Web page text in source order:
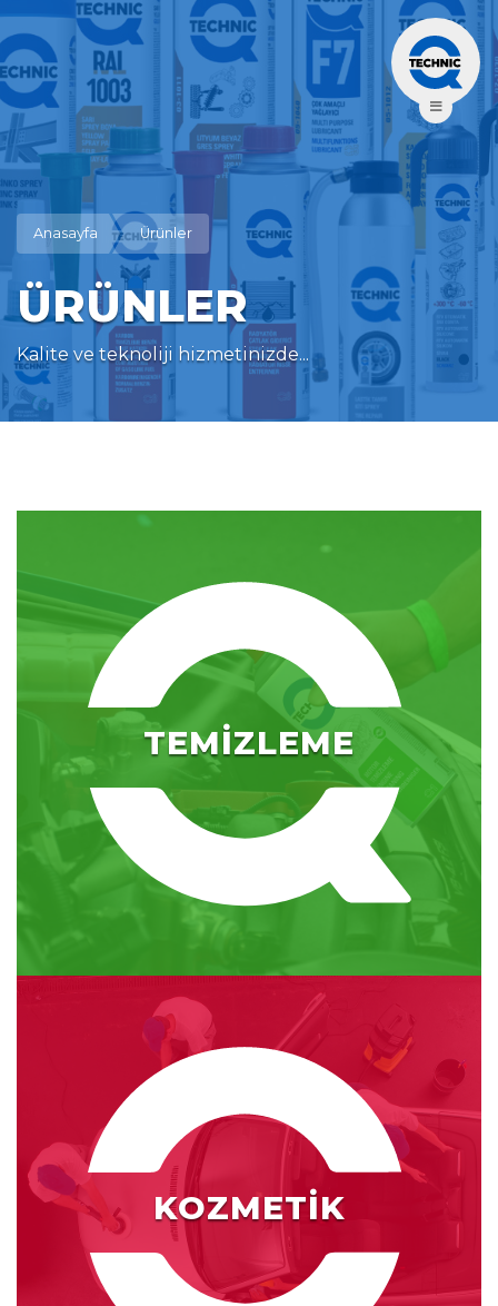
Anasayfa Ürünler
ÜRÜNLER
Kalite ve teknoliji hizmetinizde...
TEMİZLEME
KOZMETİK